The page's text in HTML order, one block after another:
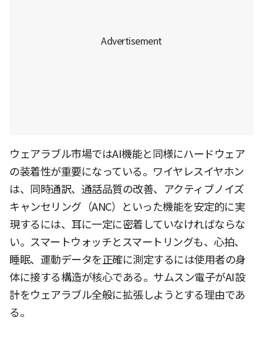
ウェアラブル市場ではAI機能と同様にハードウェア
の装着性が重要になっている。ワイヤレスイヤホン
は、同時通訳、通話品質の改善、アクティブノイズ
キャンセリング（ANC）といった機能を安定的に実
現するには、耳に一定に密着していなければならな
い。スマートウォッチとスマートリングも、心拍、
睡眠、運動データを正確に測定するには使用者の身
体に接する構造が核心である。サムスン電子がAI設
計をウェアラブル全般に拡張しようとする理由であ
る。